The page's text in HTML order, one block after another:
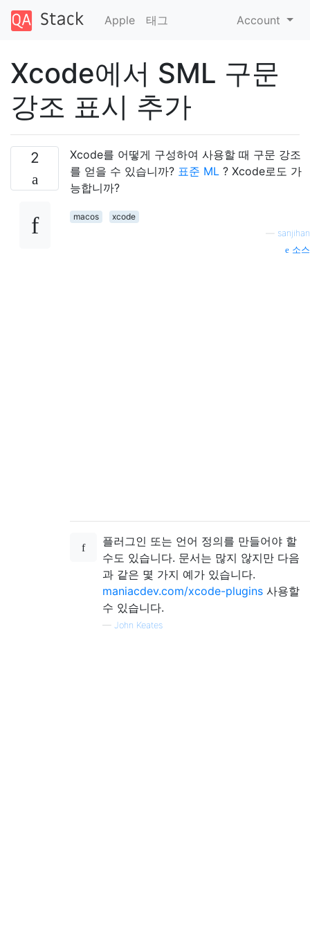
Apple 태그 Account
Xcode에서 SML 구문
강조 표시 추가
2
Xcode를 어떻게 구성하여 사용할 때 구문 강조
를 얻을 수 있습니까? 표준 ML ? Xcode로도 가
능합니까?
macos
xcode
sanjihan
소스
플러그인 또는 언어 정의를 만들어야 할
수도 있습니다. 문서는 많지 않지만 다음
과 같은 몇 가지 예가 있습니다.
maniacdev.com/xcode-plugins 사용할
수 있습니다.
— John Keates